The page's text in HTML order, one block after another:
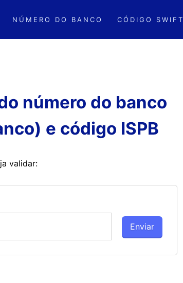
NÚMERO DO BANCO CÓDIGO SWIFT
número do banco
e código ISPB
validar: